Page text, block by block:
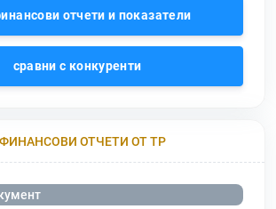
отчети и показатели
сравни с конкуренти
ОТЧЕТИ ОТ ТР